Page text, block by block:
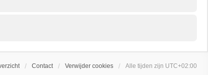
Contact Verwijder cookies Alle tijden zijn UTC+02:00